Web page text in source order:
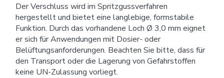
Der Verschluss wird im Spritzgussverfahren
hergestellt und bietet eine langlebige, formstabile
Funktion. Durch das vorhandene Loch Ø 3,0 mm eignet
er sich für Anwendungen mit Dosier- oder
Belüftungsanforderungen. Beachten Sie bitte, dass für
den Transport oder die Lagerung von Gefahrstoffen
keine UN-Zulassung vorliegt.